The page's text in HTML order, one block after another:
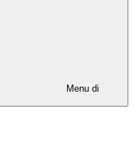
Menu di